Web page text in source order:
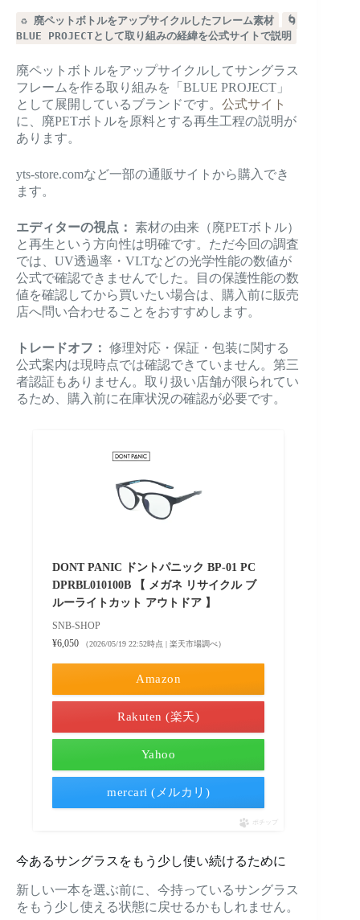
♻️ 廃ペットボトルをアップサイクルしたフレーム素材
🌀
BLUE PROJECTとして取り組みの経緯を公式サイトで説明
廃ペットボトルをアップサイクルしてサングラス
フレームを作る取り組みを「BLUE PROJECT」
として展開しているブランドです。 公式サイト
に、廃PETボトルを原料とする再生工程の説明が
あります。
yts-store.comなど一部の通販サイトから購入でき
ます。
エディターの視点： 素材の由来（廃PETボトル）
と再生という方向性は明確です。ただ今回の調査
では、UV透過率・VLTなどの光学性能の数値が
公式で確認できませんでした。目の保護性能の数
値を確認してから買いたい場合は、購入前に販売
店へ問い合わせることをおすすめします。
トレードオフ： 修理対応・保証・包装に関する
公式案内は現時点では確認できていません。第三
者認証もありません。取り扱い店舗が限られてい
るため、購入前に在庫状況の確認が必要です。
DONT PANIC ドントパニック BP-01 PC
DPRBL010100B 【 メガネ リサイクル ブ
ルーライトカット アウトドア 】
SNB-SHOP
¥6,050
（2026/05/19 22:52時点 | 楽天市場調べ）
Amazon
Rakuten (楽天)
Yahoo
mercari (メルカリ)
ポチップ
今あるサングラスをもう少し使い続けるために
新しい一本を選ぶ前に、今持っているサングラス
をもう少し使える状態に戻せるかもしれません。